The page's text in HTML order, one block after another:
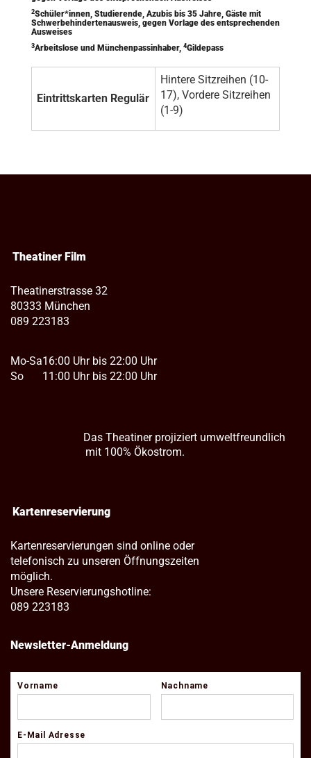
2Schüler*innen, Studierende, Azubis bis 35 Jahre, Gäste mit
Schwerbehindertenausweis, gegen Vorlage des entsprechenden
Ausweises
3Arbeitslose und Münchenpassinhaber, 4Gildepass
Eintrittskarten Regulär
Hintere Sitzreihen (10-
17), Vordere Sitzreihen
(1-9)
Theatiner Film
Theatinerstrasse 32
80333 München
089 223183
Mo-Sa
So
16:00 Uhr bis 22:00 Uhr
11:00 Uhr bis 22:00 Uhr
Das Theatiner projiziert umweltfreundlich
mit 100% Ökostrom.
Kartenreservierung
Kartenreservierungen sind online oder
telefonisch zu unseren Öffnungszeiten
möglich.
Unsere Reservierungshotline:
089 223183
Newsletter-Anmeldung